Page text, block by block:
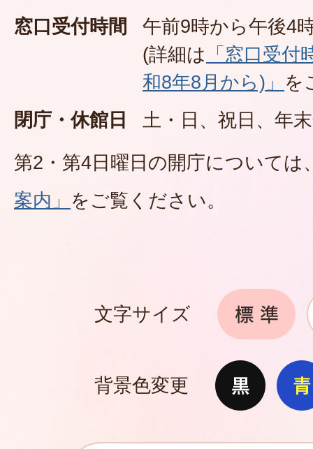
窓口受付時間
午前9時から午後4
(詳細は 「窓口受
和8年8月から)」 を
閉庁・休館日
土・日、祝日、年
第2・第4日曜日の開庁については
案内」 をご覧ください。
文字サイズ
背景色変更